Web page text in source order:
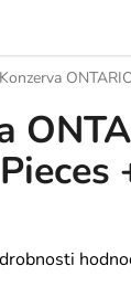
Konzerva